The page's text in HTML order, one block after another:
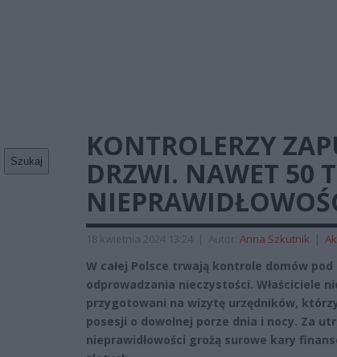
Szukaj
KONTROLERZY
DRZWI. NAWET 50
18 kwietnia 2024 13:24 | Autor: Anna Szkutnik |
W całej Polsce trwają kontrole domów
odprowadzania nieczystości. Właściciele
przygotowani na wizytę urzędników,
posesji o dowolnej porze dnia i nocy. Za
nieprawidłowości grożą surowe kary